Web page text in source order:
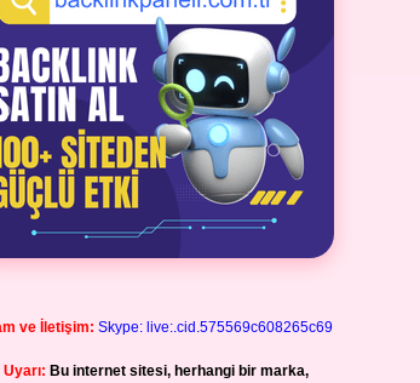
ve İletişim: Skype: live:.cid.575569c608265c69
Bu internet sitesi, herhangi bir marka,